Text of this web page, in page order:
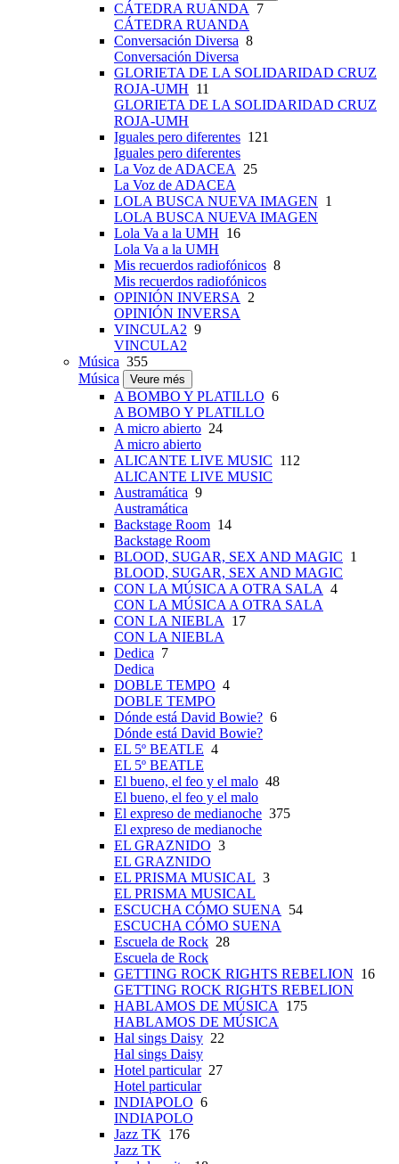
CÁTEDRA RUANDA
7
CÁTEDRA RUANDA
Conversación Diversa 8
Conversación Diversa
GLORIETA DE LA SOLIDARIDAD CRUZ
ROJA-UMH 11
GLORIETA DE LA SOLIDARIDAD CRUZ
ROJA-UMH
Iguales pero diferentes 121
Iguales pero diferentes
La Voz de ADACEA
25
La Voz de ADACEA
LOLA BUSCA NUEVA IMAGEN 1
LOLA BUSCA NUEVA IMAGEN
Lola Va a la UMH 16
Lola Va a la UMH
Mis recuerdos radiofónicos 8
Mis recuerdos radiofónicos
OPINIÓN INVERSA
2
OPINIÓN INVERSA
VINCULA2 9
VINCULA2
Música 355
Música
Veure més
A BOMBO Y PLATILLO 6
A BOMBO Y PLATILLO
A micro abierto 24
A micro abierto
ALICANTE LIVE MUSIC 112
ALICANTE LIVE MUSIC
Austramática 9
Austramática
Backstage Room 14
Backstage Room
BLOOD, SUGAR, SEX AND MAGIC 1
BLOOD, SUGAR, SEX AND MAGIC
CON LA MÚSICA A OTRA SALA 4
CON LA MÚSICA A OTRA SALA
CON LA NIEBLA
17
CON LA NIEBLA
Dedica 7
Dedica
DOBLE TEMPO 4
DOBLE TEMPO
Dónde está David Bowie? 6
Dónde está David Bowie?
EL 5º BEATLE 4
EL 5º BEATLE
El bueno, el feo y el malo 48
El bueno, el feo y el malo
El expreso de medianoche 375
El expreso de medianoche
EL GRAZNIDO 3
EL GRAZNIDO
EL PRISMA MUSICAL 3
EL PRISMA MUSICAL
ESCUCHA CÓMO SUENA
54
ESCUCHA CÓMO SUENA
Escuela de Rock 28
Escuela de Rock
GETTING ROCK RIGHTS REBELION 16
GETTING ROCK RIGHTS REBELION
HABLAMOS DE MÚSICA
175
HABLAMOS DE MÚSICA
Hal sings Daisy 22
Hal sings Daisy
Hotel particular27
Hotel particular
INDIAPOLO 6
INDIAPOLO
Jazz TK 176
Jazz TK